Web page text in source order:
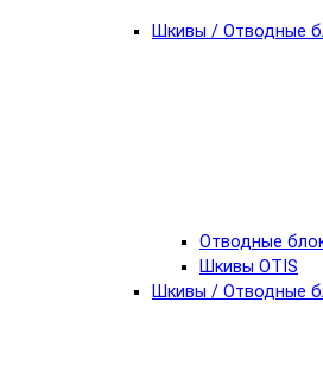
Шкивы / Отводные
Отводные
Шкивы OTIS
Шкивы / Отводные